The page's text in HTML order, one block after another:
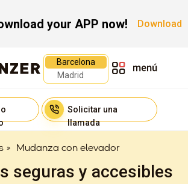
your APP now! Download
Solicitar una
llamada
Barcelona
Madrid
» Mudanza con elevador
seguras y accesibles